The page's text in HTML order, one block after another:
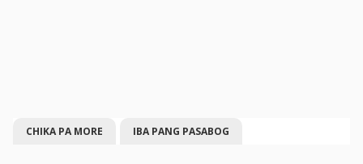
CHIKA PA MORE IBA PANG PASABOG